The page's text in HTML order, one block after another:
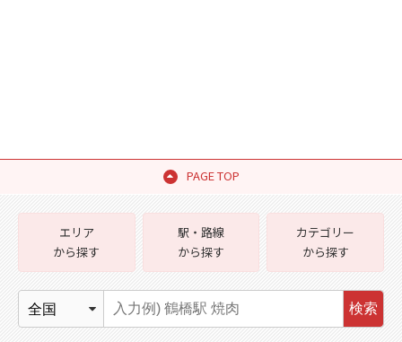
PAGE TOP
エリア
から探す
駅・路線
から探す
カテゴリー
から探す
検索